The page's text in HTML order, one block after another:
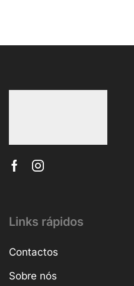
Links rápidos
Contactos
Sobre nós